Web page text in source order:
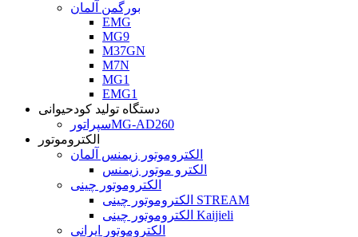
بورگمن آلمان
EMG
MG9
M37GN
M7N
MG1
EMG1
دستگاه تولید کودحیوانی
سپراتورMG-AD260
الکتروموتور
الکتروموتور زیمنس آلمان
الکترو موتور زیمنس
الکتروموتور چینی
الکتروموتور چینی STREAM
الکتروموتور چینی Kaijieli
الکتروموتور ایرانی